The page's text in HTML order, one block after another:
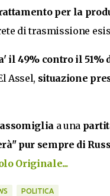
per la
di trasmissione
il 49% contro il 51%
Assel, situazione
a una
pur sempre di
Originale...
POLITICA